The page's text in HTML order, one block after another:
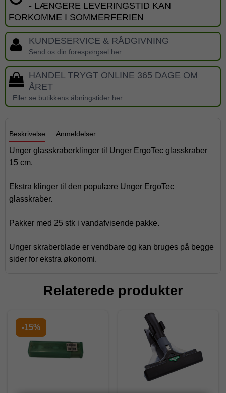
- LÆNGERE LEVERINGSTID KAN
FORKOMME I SOMMERFERIEN
KUNDESERVICE & RÅDGIVNING
Send os din forespørgsel her
HANDEL TRYGT ONLINE 365 DAGE OM
ÅRET
Eller se butikkens åbningstider her
Beskrivelse Anmeldelser
Unger glasskraberklinger til Unger ErgoTec glasskraber
15 cm.
Ekstra klinger til den populære Unger ErgoTec
glasskraber.
Pakker med 25 stk i vandafvisende pakke.
Unger skraberblade er vendbare og kan bruges på begge
sider for ekstra økonomi.
Relaterede produkter
-15%